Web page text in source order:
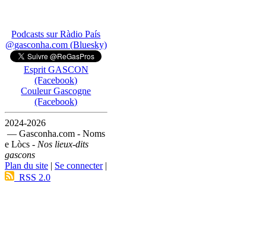
Podcasts sur Ràdio País
@gasconha.com (Bluesky)
Esprit GASCON
(Facebook)
Couleur Gascogne
(Facebook)
2024-2026
— Gasconha.com - Noms
e Lòcs - Nos lieux-dits
gascons
Plan du site | Se connecter|
RSS 2.0